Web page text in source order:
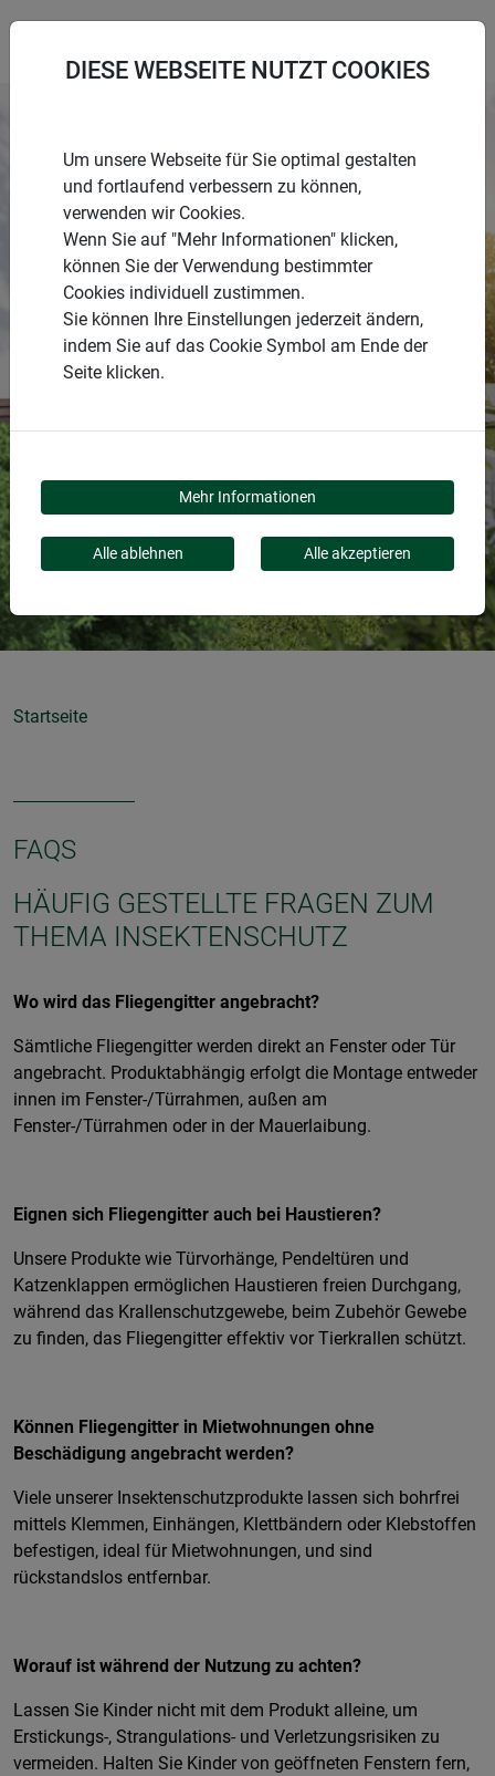
INSEKTENSCHUTZ
WINDHAGER
Startseite
FAQS
HÄUFIG GESTELLTE FRAGEN ZUM
THEMA INSEKTENSCHUTZ
Wo wird das Fliegengitter angebracht?
Sämtliche Fliegengitter werden direkt an Fenster oder Tür
angebracht. Produktabhängig erfolgt die Montage entweder
innen im Fenster-/Türrahmen, außen am
Fenster-/Türrahmen oder in der Mauerlaibung.
Eignen sich Fliegengitter auch bei Haustieren?
Unsere Produkte wie Türvorhänge, Pendeltüren und
Katzenklappen ermöglichen Haustieren freien Durchgang,
während das Krallenschutzgewebe, beim Zubehör Gewebe
zu finden, das Fliegengitter effektiv vor Tierkrallen schützt.
Können Fliegengitter in Mietwohnungen ohne
Beschädigung angebracht werden?
Viele unserer Insektenschutzprodukte lassen sich bohrfrei
mittels Klemmen, Einhängen, Klettbändern oder Klebstoffen
befestigen, ideal für Mietwohnungen, und sind
rückstandslos entfernbar.
Worauf ist während der Nutzung zu achten?
Lassen Sie Kinder nicht mit dem Produkt alleine, um
Erstickungs-, Strangulations- und Verletzungsrisiken zu
vermeiden. Halten Sie Kinder von geöffneten Fenstern fern,
DIESE WEBSEITE NUTZT COOKIES
Um unsere Webseite für Sie optimal gestalten
und fortlaufend verbessern zu können,
verwenden wir Cookies.
Wenn Sie auf "Mehr Informationen" klicken,
können Sie der Verwendung bestimmter
Cookies individuell zustimmen.
Sie können Ihre Einstellungen jederzeit ändern,
indem Sie auf das Cookie Symbol am Ende der
Seite klicken.
Mehr Informationen
Alle ablehnen Alle akzeptieren